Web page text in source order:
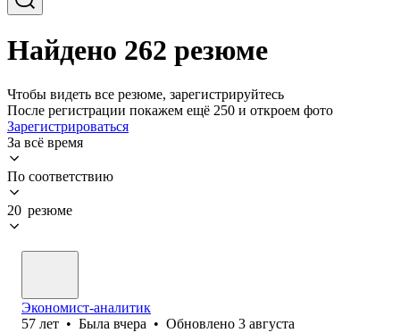
Найдено 262 резюме
Чтобы видеть все резюме, зарегистрируйтесь
После регистрации покажем ещё 250 и откроем фото
Зарегистрироваться
За всё время
По соответствию
20 резюме
Экономист-аналитик
57 лет • Была вчера • Обновлено 3 августа